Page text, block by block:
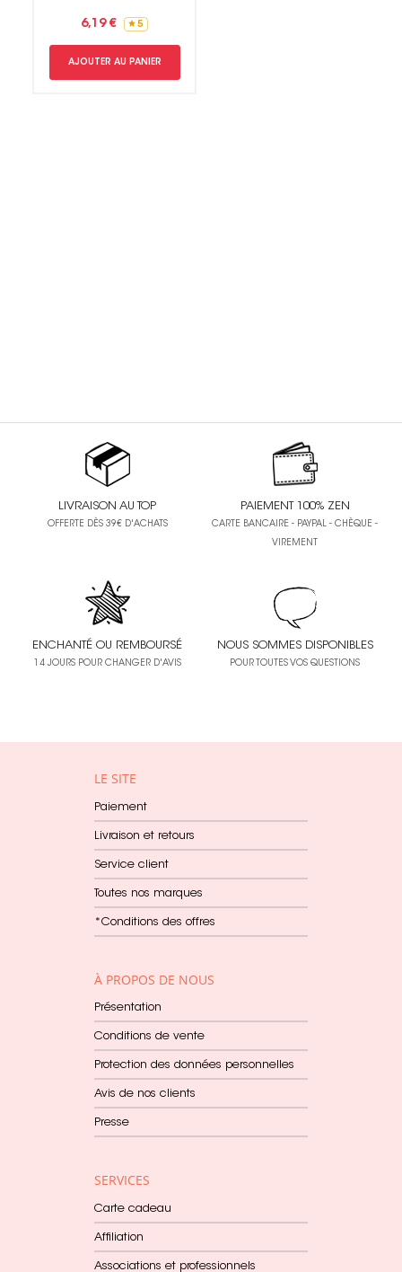
6,19 € 5
AJOUTER AU PANIER
LIVRAISON AU TOP
OFFERTE DÈS 39€ D'ACHATS
PAIEMENT 100% ZEN
CARTE BANCAIRE - PAYPAL - CHÈQUE -
VIREMENT
ENCHANTÉ OU REMBOURSÉ
14 JOURS POUR CHANGER D'AVIS
NOUS SOMMES DISPONIBLES
POUR TOUTES VOS QUESTIONS
LE SITE
Paiement
Livraison et retours
Service client
Toutes nos marques
*Conditions des offres
À PROPOS DE NOUS
Présentation
Conditions de vente
Protection des données personnelles
Avis de nos clients
Presse
SERVICES
Carte cadeau
Affiliation
Associations et professionnels